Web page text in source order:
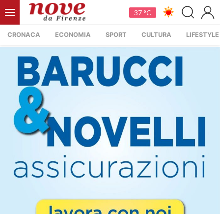
37 °C
CRONACA ECONOMIA SPORT CULTURA LIFESTYLE